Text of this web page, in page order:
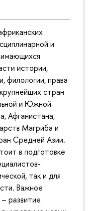
и
истории,
филологии, права
стран
и Южной
Афганистана,
Магриба и
Средней Азии.
в подготовке
так и для
Важное
развитие